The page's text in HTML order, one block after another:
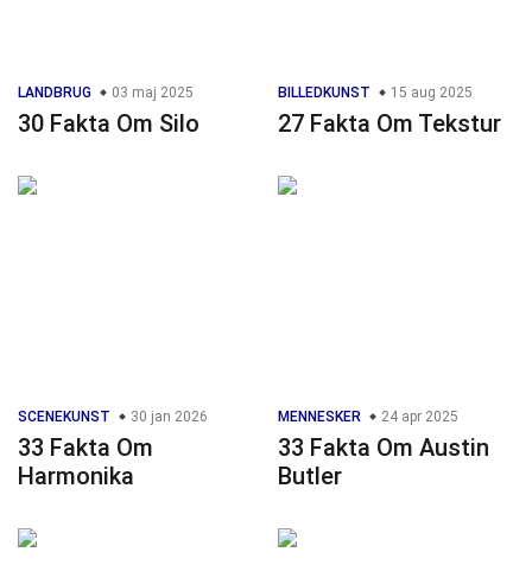
LANDBRUG 03 maj 2025
30 Fakta Om Silo
BILLEDKUNST 15 aug 2025
27 Fakta Om Tekstur
SCENEKUNST 30 jan 2026
33 Fakta Om
Harmonika
MENNESKER 24 apr 2025
33 Fakta Om Austin
Butler